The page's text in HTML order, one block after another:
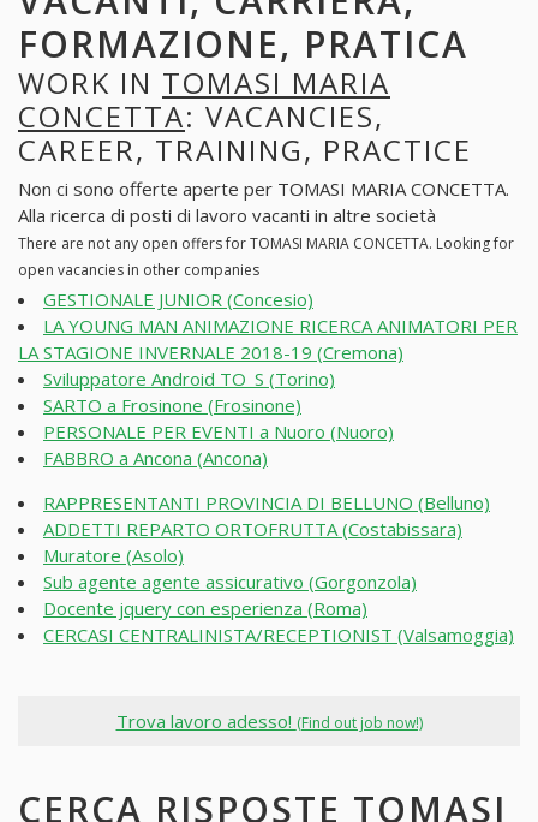
FORMAZIONE, PRATICA
WORK IN TOMASI MARIA
CONCETTA: VACANCIES,
CAREER, TRAINING, PRACTICE
Non ci sono offerte aperte per TOMASI MARIA CONCETTA.
Alla ricerca di posti di lavoro vacanti in altre società
There are not any open offers for TOMASI MARIA CONCETTA. Looking for
open vacancies in other companies
GESTIONALE JUNIOR (Concesio)
LA YOUNG MAN ANIMAZIONE RICERCA ANIMATORI PER
LA STAGIONE INVERNALE 2018-19 (Cremona)
Sviluppatore Android TO_S (Torino)
SARTO a Frosinone (Frosinone)
PERSONALE PER EVENTI a Nuoro (Nuoro)
FABBRO a Ancona (Ancona)
RAPPRESENTANTI PROVINCIA DI BELLUNO (Belluno)
ADDETTI REPARTO ORTOFRUTTA (Costabissara)
Muratore (Asolo)
Sub agente agente assicurativo (Gorgonzola)
Docente jquery con esperienza (Roma)
CERCASI CENTRALINISTA/RECEPTIONIST (Valsamoggia)
Trova lavoro adesso! (Find out job now!)
CERCA RISPOSTE TOMASI